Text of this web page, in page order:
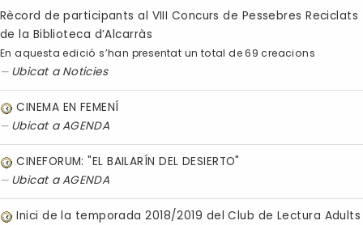
Rècord de participants al VIII Concurs de Pessebres Reciclats
de la Biblioteca d’Alcarràs
En aquesta edició s’han presentat un total de 69 creacions
Ubicat a Noticies
CINEMA EN FEMENÍ
Ubicat aAGENDA
CINEFORUM: "EL BAILARÍN DEL DESIERTO"
Ubicat aAGENDA
Inici de la temporada 2018/2019 del Club de Lectura Adults